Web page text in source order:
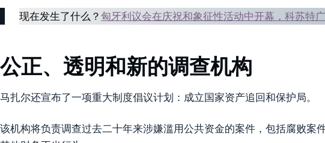
现在发生了什么？匈牙利议会在庆祝和象征性活动中开幕，科苏特
公正、透明和新的调查机构
马扎尔还宣布了一项重大制度倡议计划：成立国家资产追回和保护局。
该机构将负责调查过去二十年来涉嫌滥用公共资金的案件，包括腐败案